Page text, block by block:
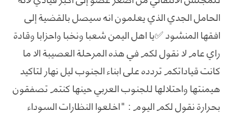
الحامل الجدي الذي يعلمون انه سيصل بالقضية إلى
افقها المنشود ✅‏يا اهل اليمن شعبا ونخبا واحزابا وقادة
راي عام لا نقول لكم في هذه المرحلة العصيبة الا ما
كانت قياداتكم تردده على ابناء الجنوب ليل نهار لتاكيد
هيمنتها واحتلالها للجنوب العربي حينها كنتم تصفقون
بحرارة نقول لكم اليوم : "اخلعوا النظارات السوداء